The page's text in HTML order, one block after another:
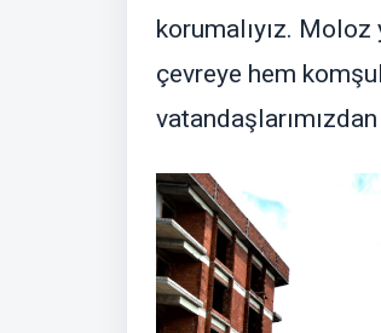
korumalıyız. Moloz
çevreye hem